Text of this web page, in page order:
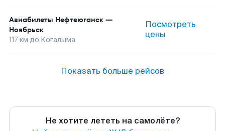
Авиабилеты Нефтеюганск —
Ноябрьск
117км до Когалыма
Посмотреть
цены
Показать больше рейсов
Не хотите лететь на самолёте?